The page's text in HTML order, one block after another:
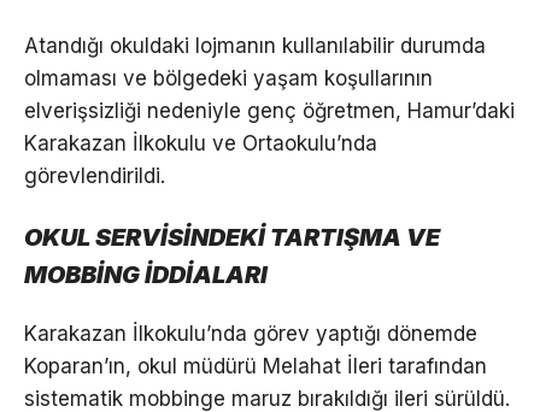
Atandığı okuldaki lojmanın kullanılabilir durumda
olmaması ve bölgedeki yaşam koşullarının
elverişsizliği nedeniyle genç öğretmen, Hamur’daki
Karakazan İlkokulu ve Ortaokulu’nda
görevlendirildi.
OKUL SERVİSİNDEKİ TARTIŞMA VE
MOBBİNG İDDİALARI
Karakazan İlkokulu’nda görev yaptığı dönemde
Koparan’ın, okul müdürü Melahat İleri tarafından
sistematik mobbinge maruz bırakıldığı ileri sürüldü.